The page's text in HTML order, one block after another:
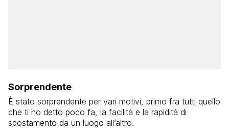
Sorprendente
È stato sorprendente per vari motivi, primo fra tutti quello
che ti ho detto poco fa, la facilità e la rapidità di
spostamento da un luogo all’altro.